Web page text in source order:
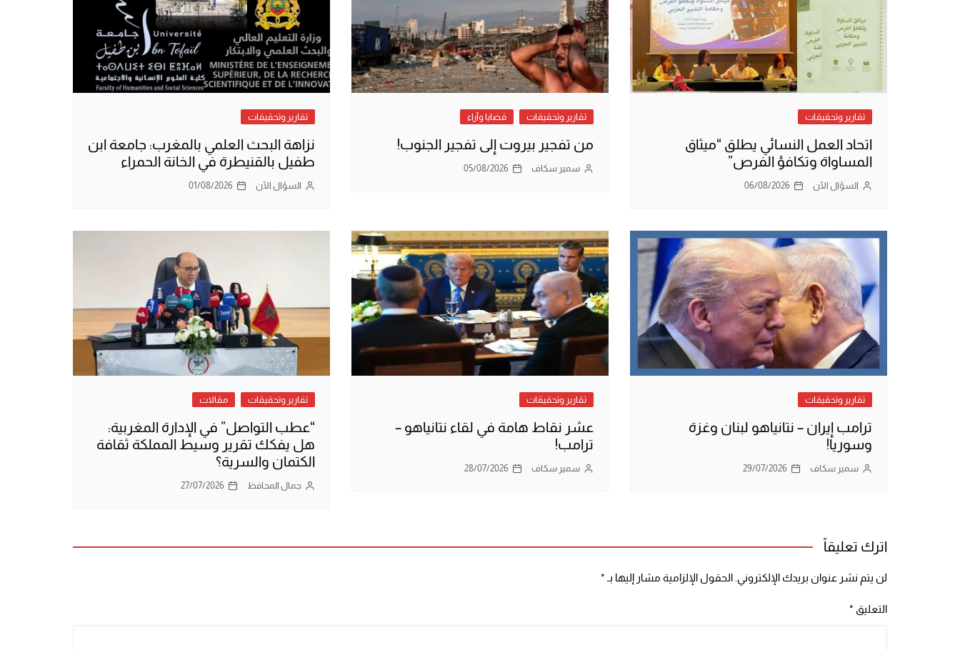
تقارير وتحقيقات
اتحاد العمل النسائي يطلق “ميثاق
المساواة وتكافؤ الفرص”
السؤال الآن 06/08/2026
تقارير وتحقيقات قضايا وآراء
من تفجير بيروت إلى تفجير الجنوب!
سمير سكاف 05/08/2026
تقارير وتحقيقات
نزاهة البحث العلمي بالمغرب: جامعة ابن
طفيل بالقنيطرة في الخانة الحمراء
السؤال الآن 01/08/2026
تقارير وتحقيقات
ترامب إيران – نتانياهو لبنان وغزة
وسوريا!
سمير سكاف 29/07/2026
تقارير وتحقيقات
عشر نقاط هامة في لقاء نتانياهو –
ترامب!
سمير سكاف 28/07/2026
تقارير وتحقيقات مقالات
“عطب التواصل” في الإدارة المغربية:
هل يفكك تقرير وسيط المملكة ثقافة
الكتمان والسرية؟
جمال المحافظ 27/07/2026
اترك تعليقاً
لن يتم نشر عنوان بريدك الإلكتروني. الحقول الإلزامية مشار إليها بـ *
التعليق *